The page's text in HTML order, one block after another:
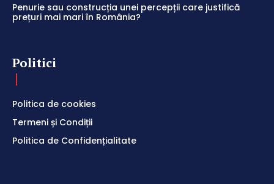
Penurie sau construcția unei percepții care justifică
prețuri mai mari în România?
Politici
Politica de cookies
Termeni și Condiții
Politica de Confidențialitate